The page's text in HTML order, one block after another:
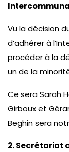
Vu la décision
d’adhérer à
procéder à la
un de la
Ce sera Sarah
Girboux et
Beghin sera
2. Secrétariat